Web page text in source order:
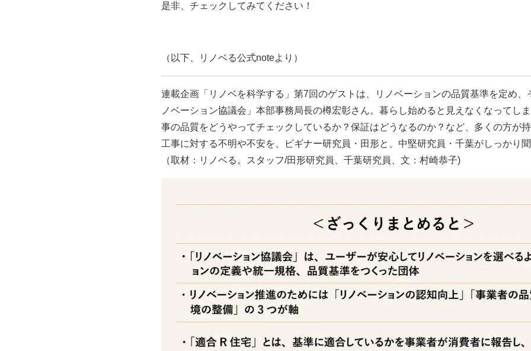
是非、チェックしてみてください！
（以下、リノベる公式noteより）
連載企画「リノベを科学する」第7回のゲストは、リノベーションの品質基準を定め、
ノベーション協議会」本部事務局長の樽宏彰さん。暮らし始めると見えなくなってし
事の品質をどうやってチェックしているか？保証はどうなるのか？など、多くの方が
工事に対する不明や不安を、ビギナー研究員・田形と、中堅研究員・千葉がしっかり聞
（取材：リノベる。スタッフ/田形研究員、千葉研究員、文：村崎恭子)